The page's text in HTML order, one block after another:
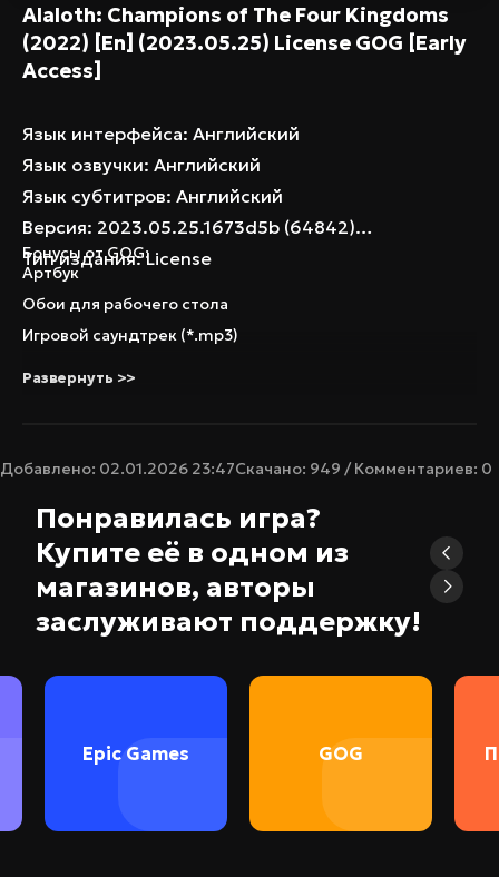
Alaloth: Champions of The Four Kingdoms
(2022) [En] (2023.05.25) License GOG [Early
Access]
Язык интерфейса: Английский
Язык озвучки: Английский
Язык субтитров: Английский
Версия: 2023.05.25.1673d5b (64842)
Тип издания: License
Бонусы от GOG:
Артбук
Обои для рабочего стола
Игровой саундтрек (*.mp3)
Развернуть >>
Добавлено: 02.01.2026 23:47Скачано: 949 / Комментариев: 0
Понравилась игра?
Купите её в одном из
магазинов, авторы
заслуживают поддержку!
Epic Games GOG